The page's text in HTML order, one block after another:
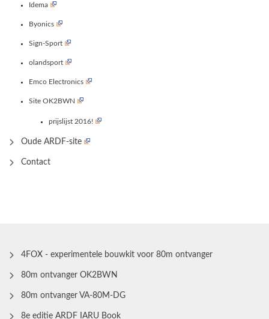
Idema
Byonics
Sign-Sport
olandsport
Emco Electronics
Site OK2BWN
prijslijst 2016!
Oude ARDF-site
Contact
4FOX - experimentele bouwkit voor 80m ontvanger
80m ontvanger OK2BWN
80m ontvanger VA-80M-DG
8e editie ARDF IARU Book